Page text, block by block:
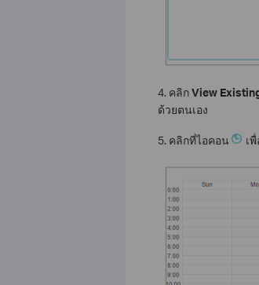
4. คลิกView
ด้วยตนเอง
5. คลิกที่ไอคอน เ